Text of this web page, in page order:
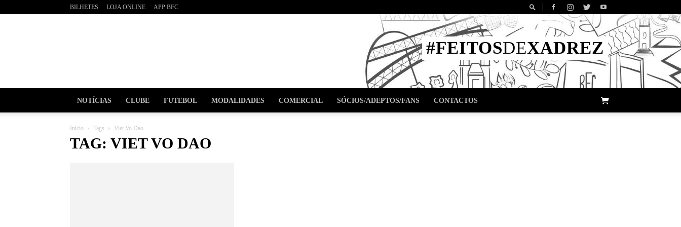
BILHETES LOJA ONLINE APP BFC
#FEITOSDEXADREZ
NOTÍCIAS CLUBE FUTEBOL MODALIDADES COMERCIAL SÓCIOS/ADEPTOS/FANS CONTACTOS
Início Tags Viet Vo Dao
TAG: VIET VO DAO